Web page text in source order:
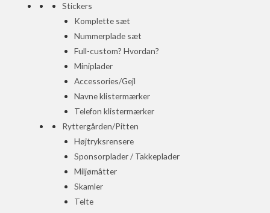
Stickers
Komplette sæt
Nummerplade sæt
Full-custom? Hvordan?
Miniplader
Accessories/Gejl
Navne klistermærker
Telefon klistermærker
Ryttergården/Pitten
Højtryksrensere
Sponsorplader / Takkeplader
Miljømåtter
Skamler
Telte